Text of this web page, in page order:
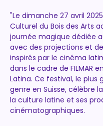
"Le dimanche 27 avril
Culturel du Bois des Arts
journée magique dédiée
avec des projections et
inspirés par le cinéma
dans le cadre de FILMAR
Latina. Ce festival, le plus
genre en Suisse, célèbre
la culture latine et ses
cinématographiques.